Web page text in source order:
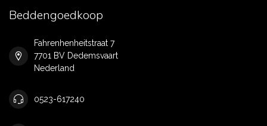
Beddengoedkoop
Fahrenhenheitstraat 7
7701 BV Dedemsvaart
Nederland
0523-617240